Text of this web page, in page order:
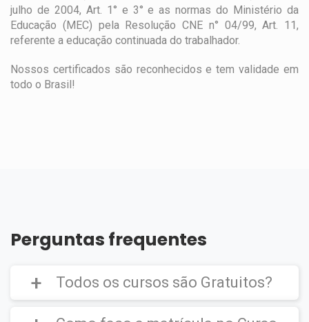
julho de 2004, Art. 1° e 3° e as normas do Ministério da
Educação (MEC) pela Resolução CNE n° 04/99, Art. 11,
referente a educação continuada do trabalhador.
Nossos certificados são reconhecidos e tem validade em
todo o Brasil!
Perguntas frequentes
Todos os cursos são Gratuitos?